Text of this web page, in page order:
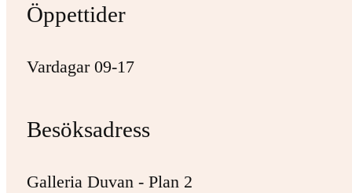
Öppettider
Vardagar 09-17
Besöksadress
Galleria Duvan - Plan 2